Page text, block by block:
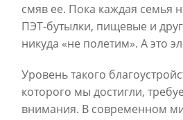
смяв ее. Пока каждая семья
ПЭТ-бутылки, пищевые и
никуда «не полетим». А это
Уровень такого
которого мы достигли,
внимания. В современном